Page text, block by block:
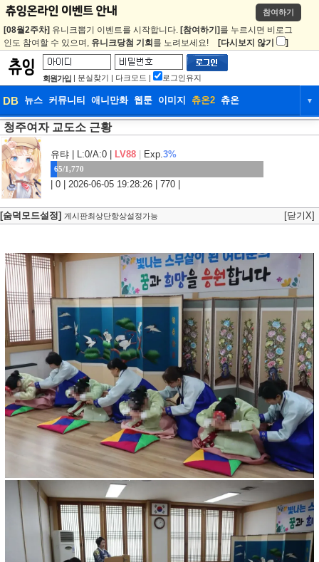
참여하기
[08월2주차] 유니크뽑기 이벤트를 시작합니다. [참여하기] 를 누르시면 비로그
인도 참여할 수 있으며, 유니크당첨 기회 를 노려보세요! [다시보지 않기 ]
회원가입 | 분실찾기 | 다크모드 | 로그인유지
DB 뉴스 커뮤니티 애니만화 웹툰 이미지 츄온2 츄온 ▼
DB
웹툰 이미지
청주여자 교도소 근황
유탸 | L:0/A:0 | LV88 Exp.3%
65/1,770
| 0 | 2026-06-05 19:28:26 | 770 |
[숨덕모드설정] 게시판최상단항상설정가능 [닫기X]